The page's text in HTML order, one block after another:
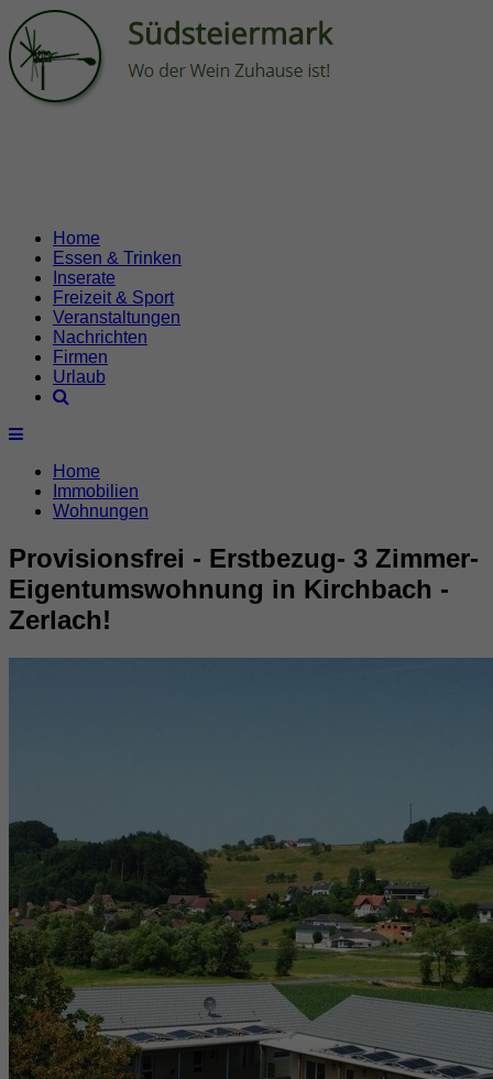
Home
Essen & Trinken
Inserate
Freizeit & Sport
Veranstaltungen
Nachrichten
Firmen
Urlaub
Home
Immobilien
Wohnungen
Provisionsfrei - Erstbezug- 3 Zimmer-
Eigentumswohnung in Kirchbach -
Zerlach!